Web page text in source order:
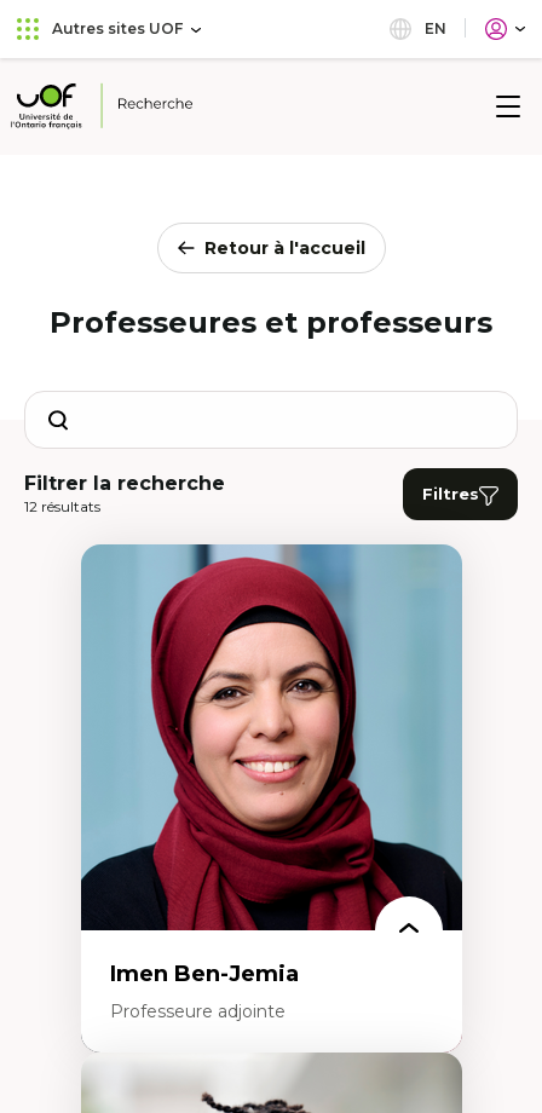
Aller
au
principal
Passer
au
Autres sites UOF EN
Université
Retour à l'accueil
Professeures et professeurs
Search
Filtrer la recherche
12 résultats
Filtres
Imen Ben-Jemia
Professeure adjointe
Expertises